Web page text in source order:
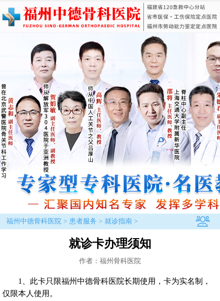
福州中德骨科医院> 患者服务 > 就诊指南>
就诊卡办理须知
作者：福州骨科医院
1、此卡只限福州中德骨科医院长期使用，卡为实名制，
仅限本人使用。